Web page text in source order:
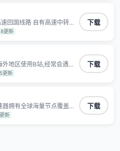
回国线路 自有高速中转节
速线路 应用内直达视频音
互不干扰 不间断的隐私保
听
更新
下载
地区使用B站,经常会遇到B
缓冲卡顿等问题,使用我们
加速解决各类网络问题,一键
更新
下载
拥有全球海量节点覆盖，
为海外华人和留学生打
制，随时高速稳定低延迟
新
下载